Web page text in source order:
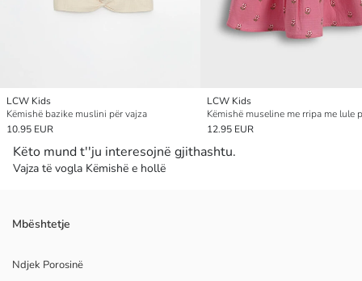
LCW Kids
Këmishë bazike muslini për vajza
10.95 EUR
LCW Kids
12.95 EUR
Këto mund t''ju interesojnë gjithashtu.
Vajza të vogla Këmishë e hollë
Mbështetje
Ndjek Porosinë